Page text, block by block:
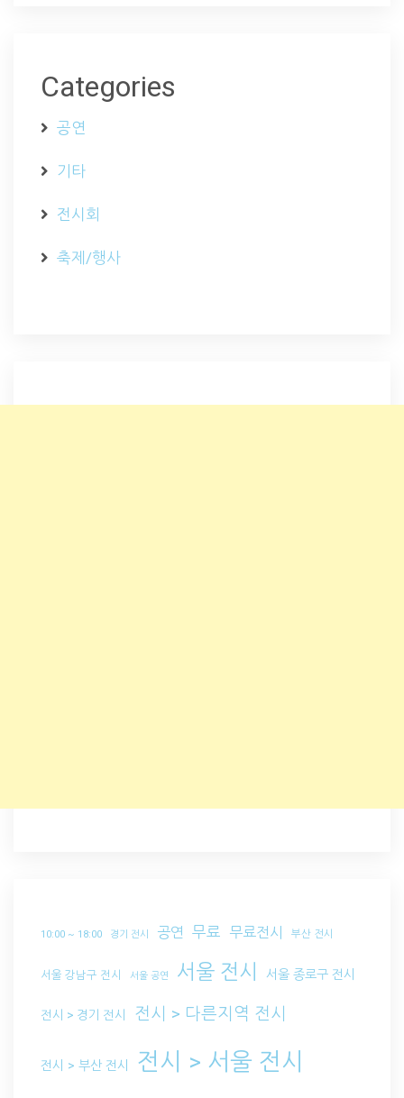
Categories
공연
기타
전시회
축제/행사
10:00 ~ 18:00 경기 전시 공연 무료 무료전시 부산 전시
서울 강남구 전시 서울 공연 서울 전시 서울 종로구 전시
전시 > 경기 전시 전시 > 다른지역 전시
전시 > 부산 전시 전시 > 서울 전시